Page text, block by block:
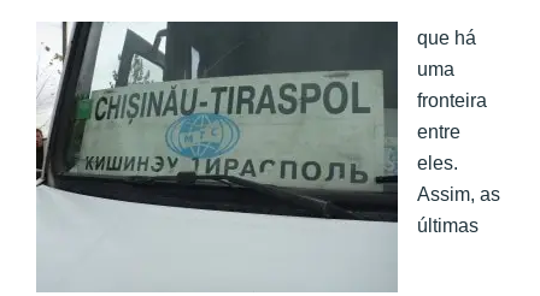
que há
uma
fronteira
entre
eles.
Assim, as
últimas